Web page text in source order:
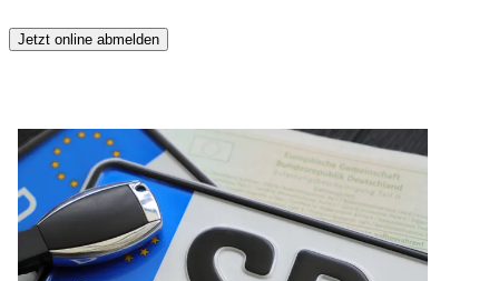
Jetzt online abmelden